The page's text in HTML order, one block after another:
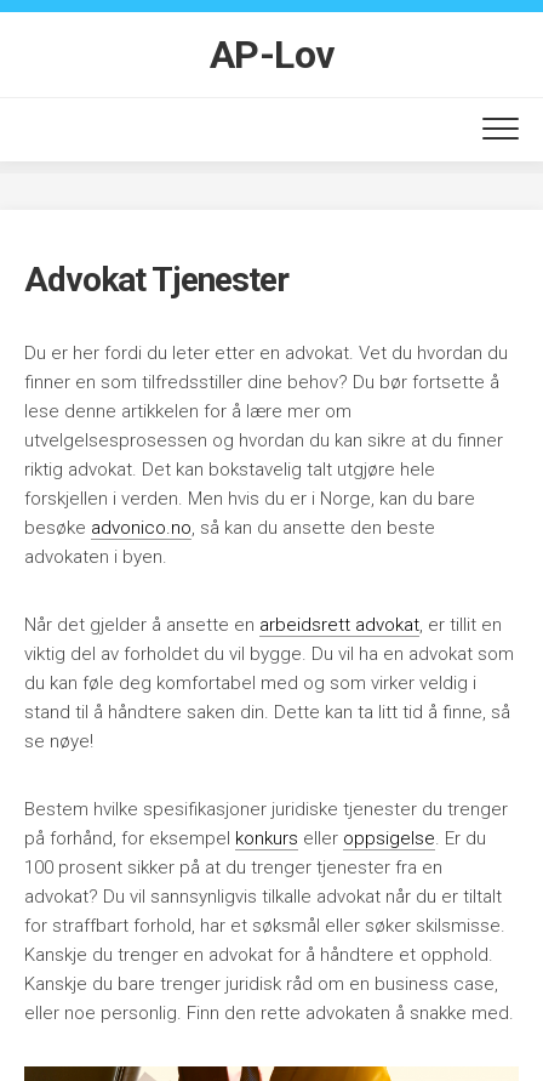
Skip
AP-Lov
Advokat Tjenester
Du er her fordi du leter etter en advokat. Vet du hvordan du
finner en som tilfredsstiller dine behov? Du bør fortsette å
lese denne artikkelen for å lære mer om
utvelgelsesprosessen og hvordan du kan sikre at du finner
riktig advokat. Det kan bokstavelig talt utgjøre hele
forskjellen i verden. Men hvis du er i Norge, kan du bare
besøke advonico.no, så kan du ansette den beste
advokaten i byen.
Når det gjelder å ansette en arbeidsrett advokat, er tillit en
viktig del av forholdet du vil bygge. Du vil ha en advokat som
du kan føle deg komfortabel med og som virker veldig i
stand til å håndtere saken din. Dette kan ta litt tid å finne, så
se nøye!
Bestem hvilke spesifikasjoner juridiske tjenester du trenger
på forhånd, for eksempel konkurs eller oppsigelse. Er du
100 prosent sikker på at du trenger tjenester fra en
advokat? Du vil sannsynligvis tilkalle advokat når du er tiltalt
for straffbart forhold, har et søksmål eller søker skilsmisse.
Kanskje du trenger en advokat for å håndtere et opphold.
Kanskje du bare trenger juridisk råd om en business case,
eller noe personlig. Finn den rette advokaten å snakke med.